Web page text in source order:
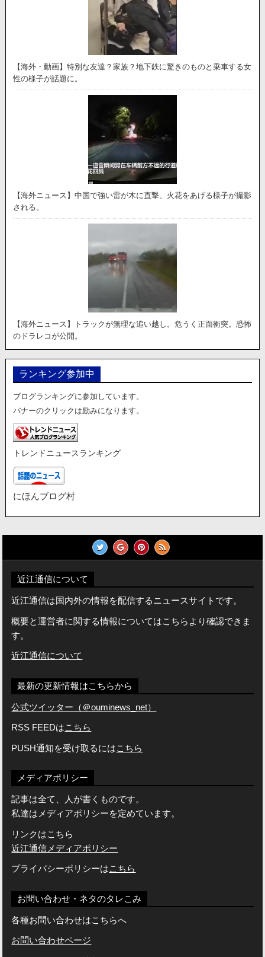
【海外・動画】特別な友達？家族？地下鉄に驚きのものと乗車する女
性の様子が話題に。
【海外ニュース】中国で強い雷が木に直撃、火花をあげる様子が撮影
される。
【海外ニュース】トラックが無理な追い越し。危うく正面衝突。恐怖
のドラレコが公開。
ランキング参加中
ブログランキングに参加しています。
バナーのクリックは励みになります。
トレンドニュースランキング
にほんブログ村
近江通信について
近江通信は国内外の情報を配信するニュースサイトです。
概要と運営者に関する情報についてはこちらより確認できま
す。
近江通信について
最新の更新情報はこちらから
公式ツイッター（＠ouminews_net）
RSS FEEDはこちら
PUSH通知を受け取るにはこちら
メディアポリシー
記事は全て、人が書くものです。
私達はメディアポリシーを定めています。
リンクはこちら
近江通信メディアポリシー
プライバシーポリシーはこちら
お問い合わせ・ネタのタレこみ
各種お問い合わせはこちらへ
お問い合わせページ